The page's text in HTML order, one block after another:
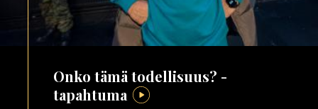
Onko tämä todellisuus? -
tapahtuma